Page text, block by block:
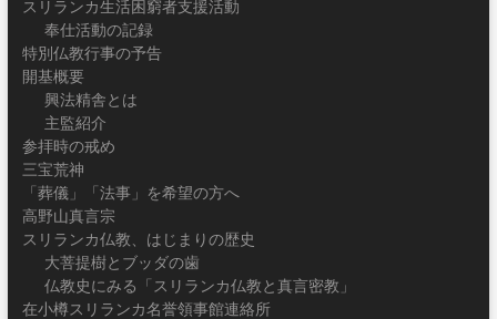
スリランカ生活困窮者支援活動
奉仕活動の記録
特別仏教行事の予告
開基概要
興法精舎とは
主監紹介
参拝時の戒め
三宝荒神
「葬儀」「法事」を希望の方へ
高野山真言宗
スリランカ仏教、はじまりの歴史
大菩提樹とブッダの歯
仏教史にみる「スリランカ仏教と真言密教」
在小樽スリランカ名誉領事館連絡所